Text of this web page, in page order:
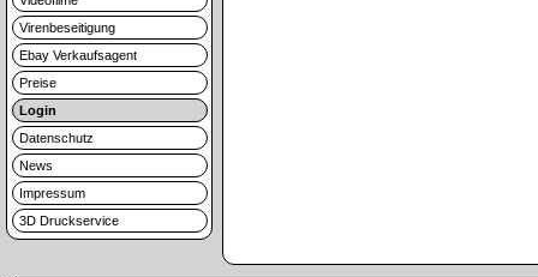
Virenbeseitigung
Ebay Verkaufsagent
Preise
Login
Datenschutz
News
Impressum
3D Druckservice